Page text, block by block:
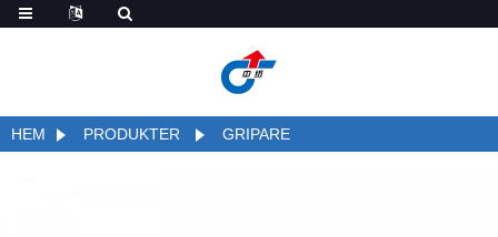
HEM PRODUKTER GRIPARE